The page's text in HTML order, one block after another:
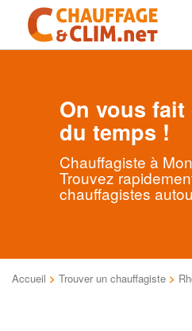
On vous fait
du temps !
Chauffagiste à
Trouvez
chauffagistes
Accueil > Trouver un chauffagiste >